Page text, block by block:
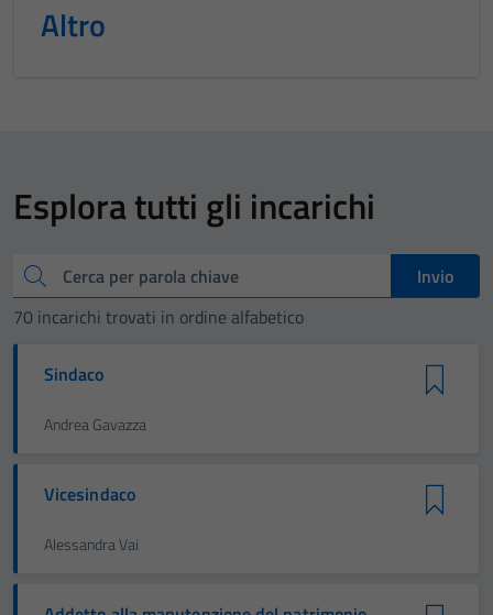
Altro
Esplora tutti gli incarichi
Cerca
Invio
70 incarichi trovati in ordine alfabetico
Sindaco
Andrea Gavazza
Vicesindaco
Alessandra Vai